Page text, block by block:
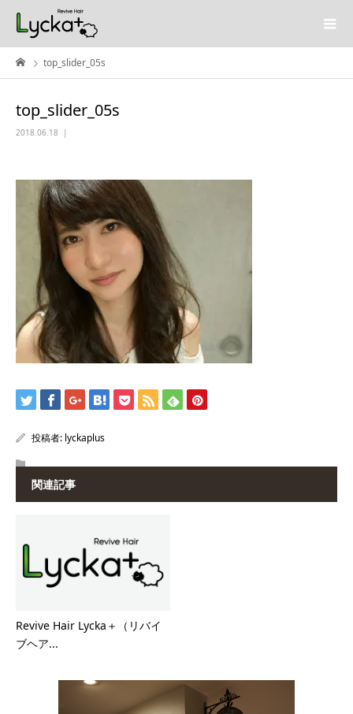
top_slider_05s
top_slider_05s
2018.06.18
投稿者: lyckaplus
関連記事
Revive Hair Lycka＋（リバイ
ブヘア...